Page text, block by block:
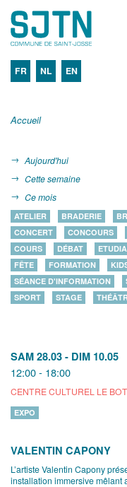
FR NL EN
Accueil
Aujourd'hui
Cette semaine
Ce mois
ATELIER BRADERIE
CONCERT
CONCOURS
COURS
DÉBAT
FÊTE
FORMATION
SÉANCE D'INFORMATION
SPORT
STAGE
SAM 28.03 - DIM 10.05
12:00 - 18:00
CENTRE CULTUREL LE
EXPO
VALENTIN CAPONY
L’artiste Valentin Capony
installation immersive mêlant